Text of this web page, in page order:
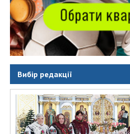
Вибір редакції